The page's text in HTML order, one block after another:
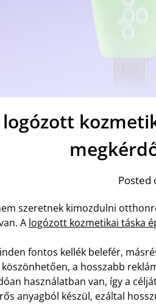
Posted
szeretnek kimozdulni
A logózott kozmetikai táska
fontos kellék belefér,
a hosszabb
használatban van, így a
anyagból készül, ezáltal